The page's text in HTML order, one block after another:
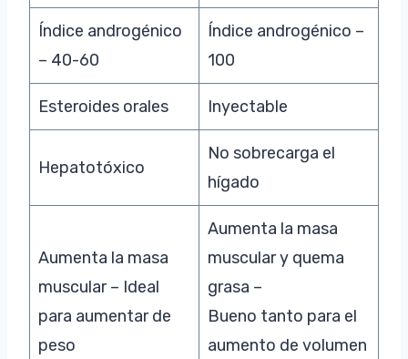
Índice androgénico
– 40-60
Índice androgénico –
100
Esteroides orales Inyectable
Hepatotóxico
No sobrecarga el
hígado
Aumenta la masa
muscular – Ideal
para aumentar de
peso
Aumenta la masa
muscular y quema
grasa –
Bueno tanto para el
aumento de volumen